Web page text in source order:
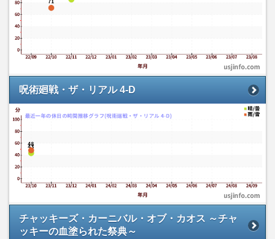
呪術廻戦・ザ・リアル 4-D
チャッキーズ・カーニバル・オブ・カオス ～チャ
ッキーの血塗られた祭典～